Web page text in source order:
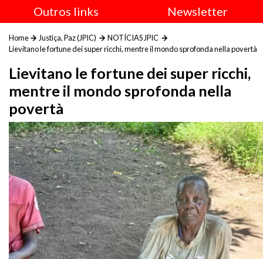
Outros links
Newsletter
Home Justiça, Paz (JPIC)
NOTÍCIAS JPIC
Lievitano le fortune dei super ricchi, mentre il mondo sprofonda nella povertà
Lievitano le fortune dei super ricchi,
mentre il mondo sprofonda nella
povertà